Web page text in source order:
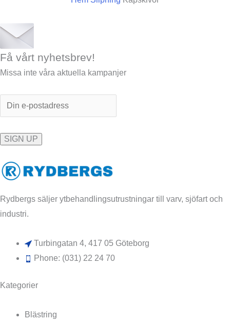
Få vårt nyhetsbrev!
Missa inte våra aktuella kampanjer
Rydbergs säljer ytbehandlingsutrustningar till varv, sjöfart och
industri.
Turbingatan 4, 417 05 Göteborg
Phone: (031) 22 24 70
Kategorier
Blästring